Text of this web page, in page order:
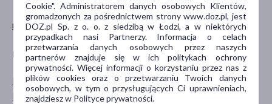
miękka manualna
PŁEĆ
Mężczyzna
Kobieta
WIEK
dla młodzieży
dla dorosłych
Cookie". Administratorem danych osobowych Klientów,
gromadzonych za pośrednictwem strony www.doz.pl, jest
DOZ.pl Sp. z o. o. z siedzibą w Łodzi, a w niektórych
przypadkach nasi Partnerzy. Informacja o celach
przetwarzania danych osobowych przez naszych
partnerów znajduje się w ich politykach ochrony
prywatności. Więcej informacji o korzystaniu przez nas z
plików cookies oraz o przetwarzaniu Twoich danych
osobowych, w tym o przysługujących Ci uprawnieniach,
znajdziesz w Polityce prywatności.